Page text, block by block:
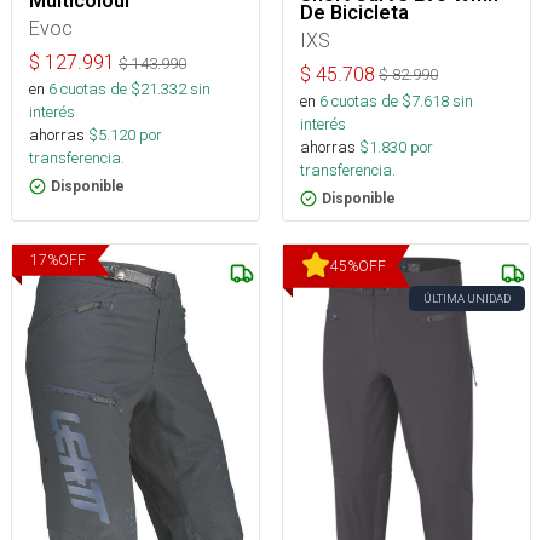
Evoc
$ 127.991 $143.990
en 6cuotas de $21.332sin
interés
ahorras $5.120 por
transferencia.
Disponible
De Bicicleta
IXS
$ 45.708 $82.990
en 6cuotas de $7.618sin
interés
ahorras $1.830 por
transferencia.
Disponible
17%OFF 45%OFF
ÚLTIMA UNIDAD